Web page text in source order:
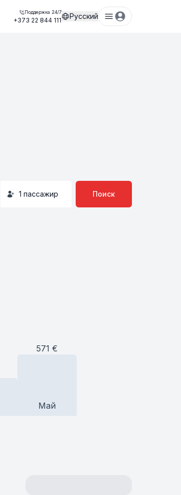
Поддержка 24/7
+373 22 844 111 Русский
1 пассажир Поиск
571 €
Май